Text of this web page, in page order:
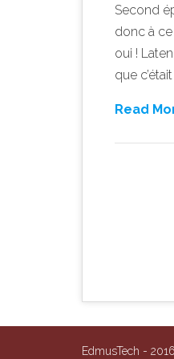
Second
donc à
oui !
que
Read
EdmusTech -